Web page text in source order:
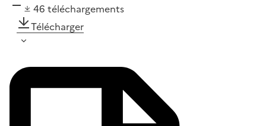
46 téléchargements
Télécharger